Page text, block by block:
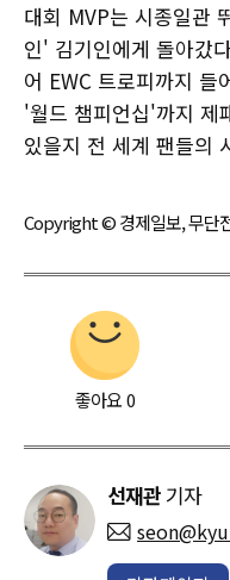
대회 MVP는 시종일관
인' 김기인에게 돌아갔
어 EWC 트로피까지 들
'월드 챔피언십'까지 제
있을지 전 세계 팬들의
Copyright © 경제일보, 무단
좋아요0
선재관 기자